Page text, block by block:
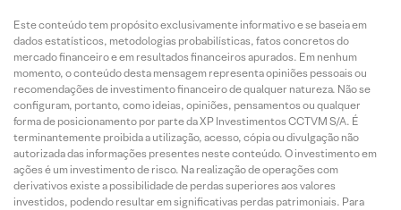
Este conteúdo tem propósito exclusivamente informativo e se baseia em
dados estatísticos, metodologias probabilísticas, fatos concretos do
mercado financeiro e em resultados financeiros apurados. Em nenhum
momento, o conteúdo desta mensagem representa opiniões pessoais ou
recomendações de investimento financeiro de qualquer natureza. Não se
configuram, portanto, como ideias, opiniões, pensamentos ou qualquer
forma de posicionamento por parte da XP Investimentos CCTVM S/A. É
terminantemente proibida a utilização, acesso, cópia ou divulgação não
autorizada das informações presentes neste conteúdo. O investimento em
ações é um investimento de risco. Na realização de operações com
derivativos existe a possibilidade de perdas superiores aos valores
investidos, podendo resultar em significativas perdas patrimoniais. Para